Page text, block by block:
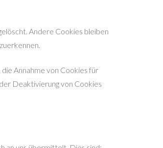
Andere Cookies bleiben
Annahme von Cookies für
Deaktivierung von Cookies